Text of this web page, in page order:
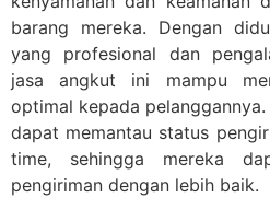
barang mereka. Dengan
yang profesional dan
jasa angkut ini mampu
optimal kepada
dapat memantau status
time, sehingga mereka
pengiriman dengan lebih baik.